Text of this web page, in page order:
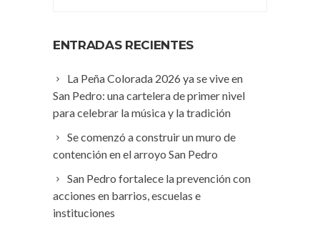
ENTRADAS RECIENTES
La Peña Colorada 2026 ya se vive en
San Pedro: una cartelera de primer nivel
para celebrar la música y la tradición
Se comenzó a construir un muro de
contención en el arroyo San Pedro
San Pedro fortalece la prevención con
acciones en barrios, escuelas e
instituciones